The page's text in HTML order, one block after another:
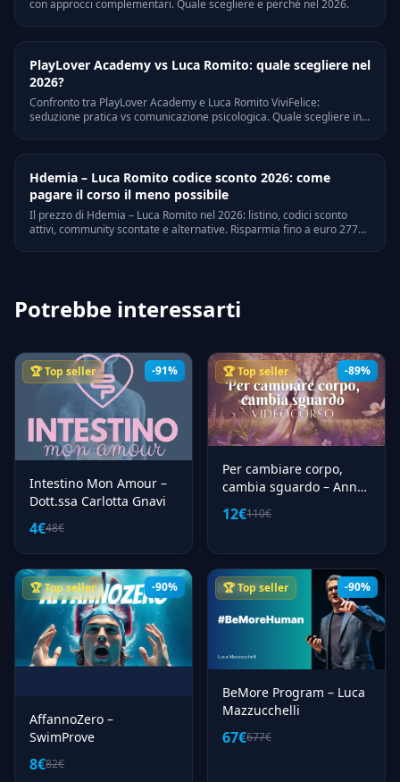
con approcci complementari. Quale scegliere e perché nel 2026.
PlayLover Academy vs Luca Romito: quale scegliere nel
2026?
Confronto tra PlayLover Academy e Luca Romito ViviFelice:
seduzione pratica vs comunicazione psicologica. Quale scegliere in
Hdemia – Luca Romito codice sconto 2026: come
pagare il corso il meno possibile
Il prezzo di Hdemia – Luca Romito nel 2026: listino, codici sconto
attivi, community scontate e alternative. Risparmia fino a euro 2773
Potrebbe interessarti
-91%
🏆 Top seller
Intestino Mon Amour –
Dott.ssa Carlotta Gnavi
4€48€
-89%
🏆 Top seller
Per cambiare corpo,
cambia sguardo – Anna
Bianchi
12€110€
-90%
🏆 Top seller
AffannoZero –
SwimProve
8€82€
-90%
🏆 Top seller
BeMore Program – Luca
Mazzucchelli
67€677€